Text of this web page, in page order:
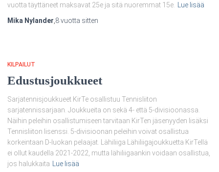
vuotta täyttäneet maksavat 25e ja sitä nuoremmat 15e.
Lue lisää
Mika Nylander 8 vuotta sitten
KILPAILUT
Edustusjoukkueet
Sarjatennisjoukkueet KirTe osallistuu Tennisliiton
sarjatennissarjaan. Joukkueita on sekä 4- että 5-divisioonassa.
Näihin peleihin osallistumiseen tarvitaan KirTen jäsenyyden lisäksi
Tennisliiton lisenssi. 5-divisioonan peleihin voivat osallistua
korkeintaan D-luokan pelaajat. Lähiliiga Lähiliigajoukkuetta KirTellä
ei ollut kaudella 2021-2022, mutta lähiliigaankin voidaan osallistua,
jos halukkaita
Lue lisää